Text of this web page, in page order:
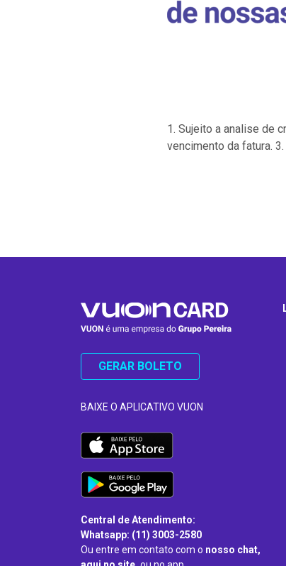
1. Sujeito a analise de
vencimento da fatura.
GERAR BOLETO
BAIXE O APLICATIVO VUON
Central de Atendimento:
Whatsapp: (11) 3003-2580
Ou entre em contato com o nosso chat,